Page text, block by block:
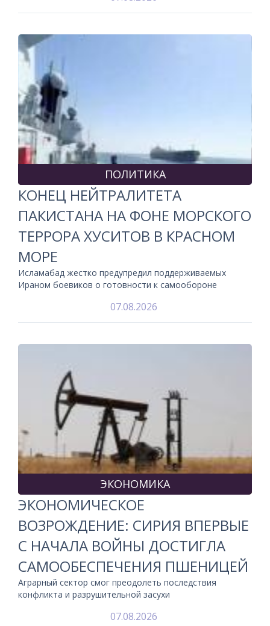
ПОЛИТИКА
КОНЕЦ НЕЙТРАЛИТЕТА
ПАКИСТАНА НА ФОНЕ МОРСКОГО
ТЕРРОРА ХУСИТОВ В КРАСНОМ
МОРЕ
Исламабад жестко предупредил поддерживаемых
Ираном боевиков о готовности к самообороне
07.08.2026
ЭКОНОМИКА
ЭКОНОМИЧЕСКОЕ
ВОЗРОЖДЕНИЕ: СИРИЯ ВПЕРВЫЕ
С НАЧАЛА ВОЙНЫ ДОСТИГЛА
САМООБЕСПЕЧЕНИЯ ПШЕНИЦЕЙ
Аграрный сектор смог преодолеть последствия
конфликта и разрушительной засухи
07.08.2026